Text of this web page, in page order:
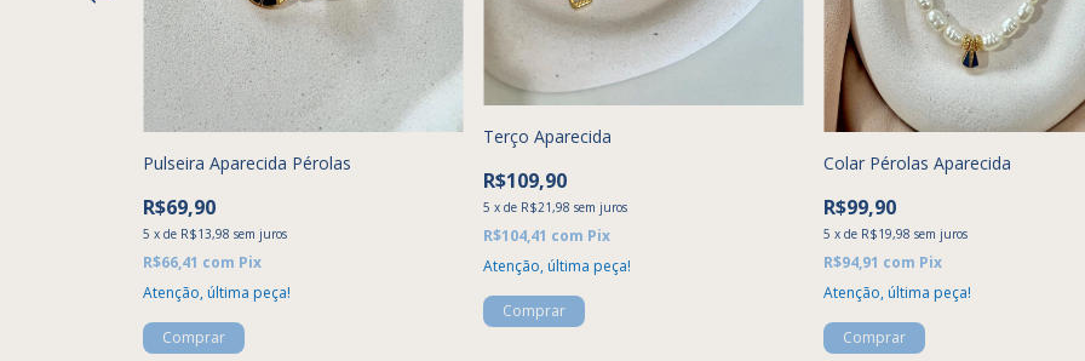
Pulseira Aparecida Pérolas
R$69,90
5 x de R$13,98 sem juros
R$66,41 com Pix
Atenção, última peça!
Comprar
Terço Aparecida
R$109,90
5 x de R$21,98 sem juros
R$104,41 com Pix
Atenção, última peça!
Colar Pérolas Aparecida
R$99,90
5 x de R$19,98 sem juros
R$94,91 com Pix
Atenção, última peça!